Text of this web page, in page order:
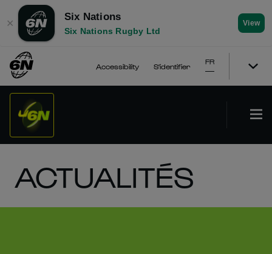
✕
Six Nations
Six Nations Rugby Ltd
View
Accessibility S'identifier
FR
ACTUALITÉS